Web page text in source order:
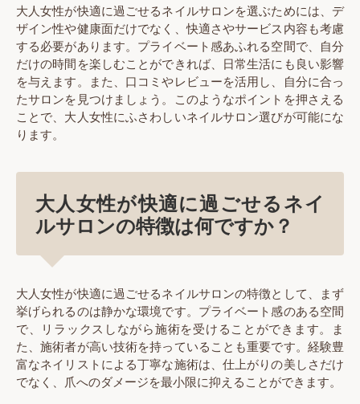
大人女性が快適に過ごせるネイルサロンを選ぶためには、デ
ザイン性や健康面だけでなく、快適さやサービス内容も考慮
する必要があります。プライベート感あふれる空間で、自分
だけの時間を楽しむことができれば、日常生活にも良い影響
を与えます。また、口コミやレビューを活用し、自分に合っ
たサロンを見つけましょう。このようなポイントを押さえる
ことで、大人女性にふさわしいネイルサロン選びが可能にな
ります。
大人女性が快適に過ごせるネイ
ルサロンの特徴は何ですか？
大人女性が快適に過ごせるネイルサロンの特徴として、まず
挙げられるのは静かな環境です。プライベート感のある空間
で、リラックスしながら施術を受けることができます。ま
た、施術者が高い技術を持っていることも重要です。経験豊
富なネイリストによる丁寧な施術は、仕上がりの美しさだけ
でなく、爪へのダメージを最小限に抑えることができます。